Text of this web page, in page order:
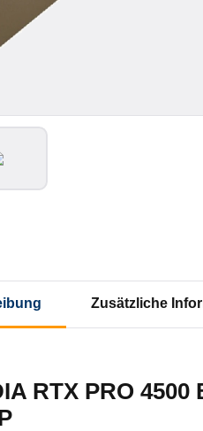
Zusätzliche
RTX PRO